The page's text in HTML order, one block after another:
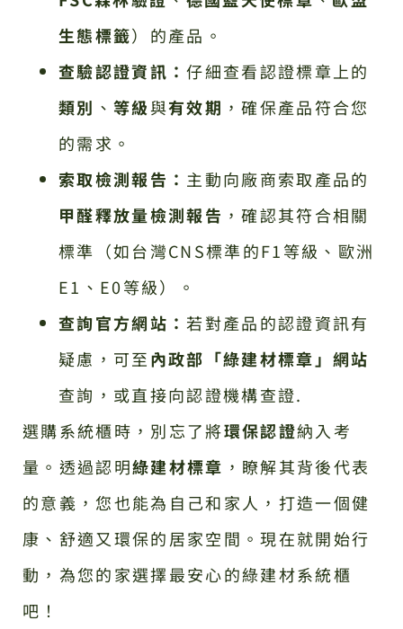
生態標籤）的產品。
查驗認證資訊：仔細查看認證標章上的
類別 、等級與有效期 ，確保產品符合您
的需求。
索取檢測報告： 主動向廠商索取產品的
甲醛釋放量檢測報告 ，確認其符合相關
標準（如台灣CNS標準的F1等級、歐洲
E1、E0等級）。
查詢官方網站：若對產品的認證資訊有
疑慮，可至內政部「綠建材標章」網站
查詢，或直接向認證機構查證.
選購系統櫃時，別忘了將環保認證納入考
量。透過認明綠建材標章 ，瞭解其背後代表
的意義，您也能為自己和家人，打造一個健
康、舒適又環保的居家空間。現在就開始行
動，為您的家選擇最安心的綠建材系統櫃
吧！